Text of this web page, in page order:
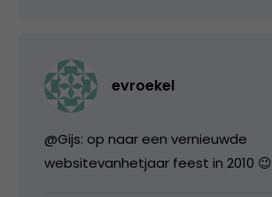
evroekel
@Gijs: op naar een vernieuwde
websitevanhetjaar feest in 2010 😉